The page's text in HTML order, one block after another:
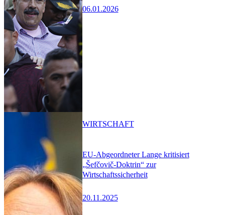
06.01.2026
EU-Abgeordneter Lange kritisiert
„Šefčovič-Doktrin“ zur
Wirtschaftssicherheit
20.11.2025
WIRTSCHAFT